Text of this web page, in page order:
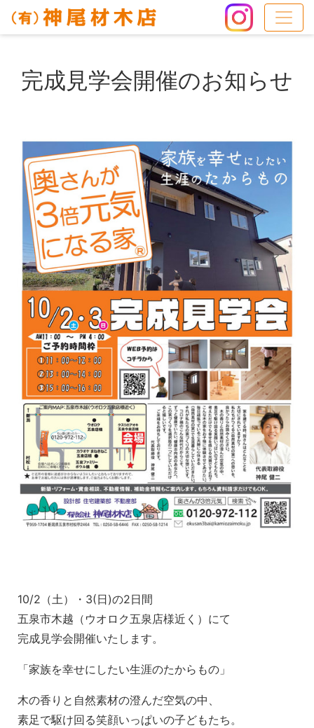
完成見学会開催のお知らせ
10/2（土）・3(日)の2日間
五泉市木越（ウオロク五泉店様近く）にて
完成見学会開催いたします。
「家族を幸せにしたい生涯のたからもの」
木の香りと自然素材の澄んだ空気の中、
素足で駆け回る笑顔いっぱいの子どもたち。